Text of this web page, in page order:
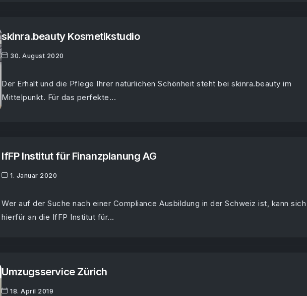
skinra.beauty Kosmetikstudio
30. August 2020
Der Erhalt und die Pflege Ihrer natürlichen Schönheit steht bei skinra.beauty im
Mittelpunkt. Für das perfekte...
IfFP Institut für Finanzplanung AG
1. Januar 2020
Wer auf der Suche nach einer Compliance Ausbildung in der Schweiz ist, kann sich
hierfür an die IfFP Institut für...
Umzugsservice Zürich
18. April 2019